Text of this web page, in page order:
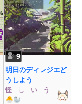
9
明日のディレジエど
うしよう
怪゚し゚い゚う゚な゚ぎ゚
🐣🦭